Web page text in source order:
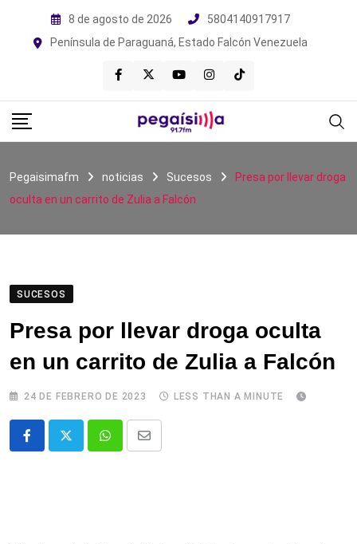
8 de agosto de 2026
5804140917917
Península de Paraguaná, Estado Falcón Venezuela
Pegaisimafm noticias Sucesos
Presa por llevar droga
oculta en un carrito de Zulia a Falcón
SUCESOS
Presa por llevar droga oculta
en un carrito de Zulia a Falcón
24 DE FEBRERO DE 2023 LESS THAN A MINUTE
WhatsappComparte